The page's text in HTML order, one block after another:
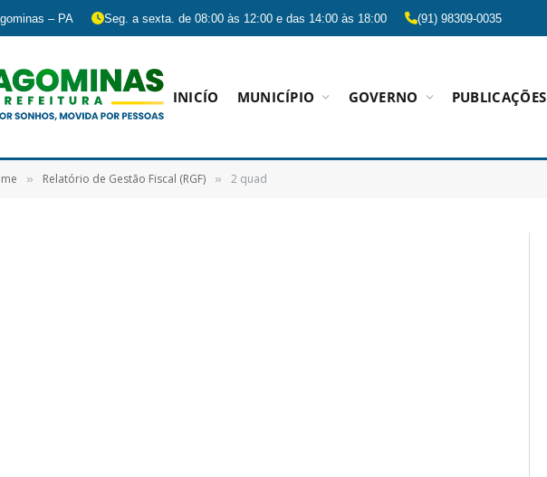
– PA Seg. a sexta. de 08:00 às 12:00 e das 14:00 às 18:00 (91) 98309-0035
INICÍO MUNICÍPIO GOVERNO PUBLICAÇÕES
» Relatório de Gestão Fiscal (RGF) » 2 quad